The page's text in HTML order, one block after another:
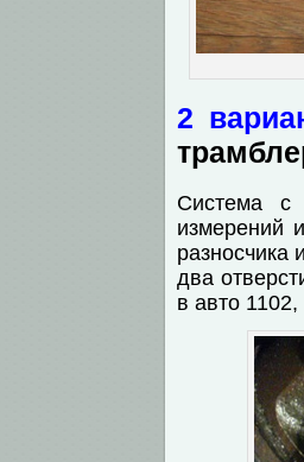
2
Система с
измерений
разносчика
два
в авто